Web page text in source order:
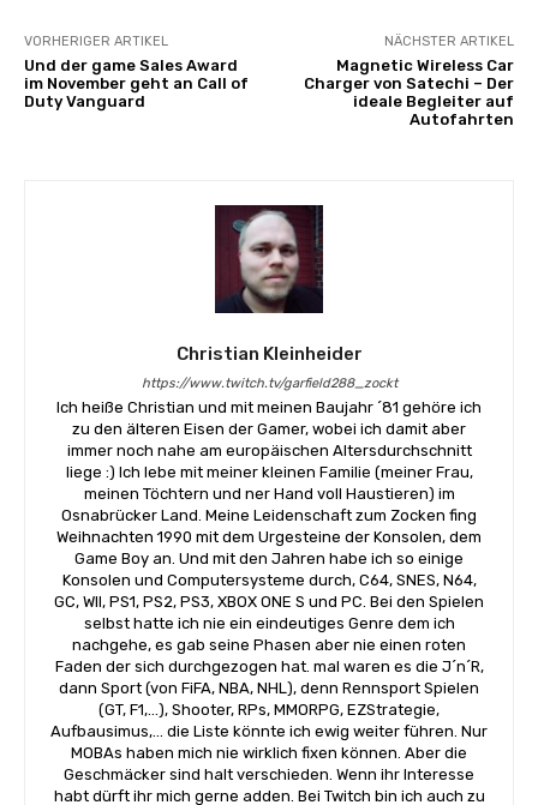
VORHERIGER ARTIKEL
Und der game Sales Award
im November geht an Call of
Duty Vanguard
NÄCHSTER ARTIKEL
Magnetic Wireless Car
Charger von Satechi – Der
ideale Begleiter auf
Autofahrten
Christian Kleinheider
https://www.twitch.tv/garfield288_zockt
Ich heiße Christian und mit meinen Baujahr ´81 gehöre ich
zu den älteren Eisen der Gamer, wobei ich damit aber
immer noch nahe am europäischen Altersdurchschnitt
liege :) Ich lebe mit meiner kleinen Familie (meiner Frau,
meinen Töchtern und ner Hand voll Haustieren) im
Osnabrücker Land. Meine Leidenschaft zum Zocken fing
Weihnachten 1990 mit dem Urgesteine der Konsolen, dem
Game Boy an. Und mit den Jahren habe ich so einige
Konsolen und Computersysteme durch, C64, SNES, N64,
GC, WII, PS1, PS2, PS3, XBOX ONE S und PC. Bei den Spielen
selbst hatte ich nie ein eindeutiges Genre dem ich
nachgehe, es gab seine Phasen aber nie einen roten
Faden der sich durchgezogen hat. mal waren es die J´n´R,
dann Sport (von FiFA, NBA, NHL), denn Rennsport Spielen
(GT, F1,...), Shooter, RPs, MMORPG, EZStrategie,
Aufbausimus,... die Liste könnte ich ewig weiter führen. Nur
MOBAs haben mich nie wirklich fixen können. Aber die
Geschmäcker sind halt verschieden. Wenn ihr Interesse
habt dürft ihr mich gerne adden. Bei Twitch bin ich auch zu